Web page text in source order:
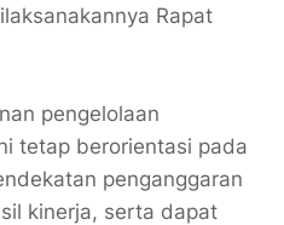
Rapat
pengelolaan
tetap berorientasi pada
penganggaran
kinerja, serta dapat